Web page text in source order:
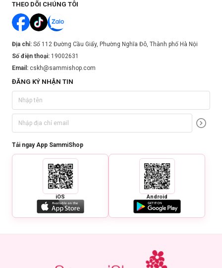
Để nơi khô ráo, thoáng mát.
Tránh ánh nắng trực tiếp.
Đóng nắp sau khi sử dụng.
Thông số sản phẩm:
Thương hiệu:Some By Mi
Xuất xứ:Hàn Quốc
Nơi sản xuất:Hàn Quốc
THEO DÕI CHÚNG TÔI
Địa chỉ: Số 112 Đường Cầu Giấy, Phường Nghĩa Đô, Thành phố Hà Nội
Số điện thoại: 19002631
Email: cskh@sammishop.com
ĐĂNG KÝ NHẬN TIN
Tải ngay App SammiShop
iOS Android